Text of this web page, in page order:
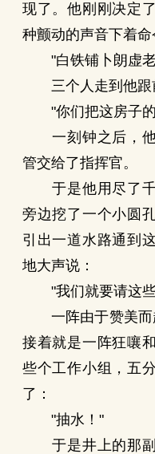
现了。他刚刚决定
种颤动的声音下着命
"白铁铺卜朗虚老
三个人走到他跟
"你们把这房子的
一刻钟之后，他
管交给了指挥官。
于是他用尽了千
旁边挖了一个小圆
引出一道水路通到
地大声说：
"我们就要请这些
一阵由于赞美而
接着就是一阵狂嚷
些个工作小组，五
了：
"抽水！"
于是井上的那副